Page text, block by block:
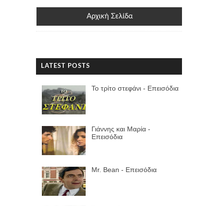
Αρχική Σελίδα
LATEST POSTS
Το τρίτο στεφάνι - Επεισόδια
Γιάννης και Μαρία -
Επεισόδια
Mr. Bean - Επεισόδια